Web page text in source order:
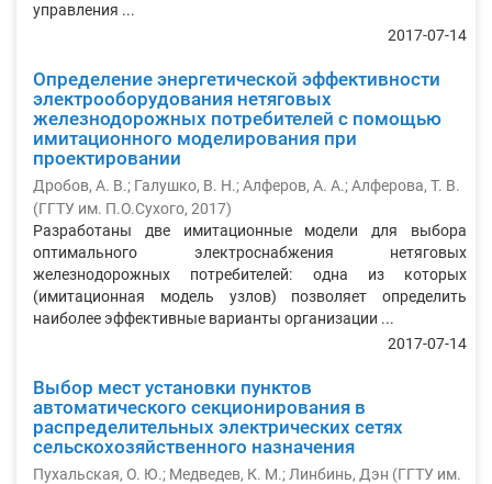
управления ...
2017-07-14
Определение энергетической эффективности
электрооборудования нетяговых
железнодорожных потребителей с помощью
имитационного моделирования при
проектировании
Дробов, А. В.; Галушко, В. Н.;Алферов, А. А.;Алферова, Т. В.
(ГГТУ им. П.О.Сухого, 2017)
Разработаны две имитационные модели для выбора
оптимального электроснабжения нетяговых
железнодорожных потребителей: одна из которых
(имитационная модель узлов) позволяет определить
наиболее эффективные варианты организации ...
2017-07-14
Выбор мест установки пунктов
автоматического секционирования в
распределительных электрических сетях
сельскохозяйственного назначения
Пухальская, О. Ю.; Медведев, К. М.; Линбинь, Дэн (ГГТУ им.